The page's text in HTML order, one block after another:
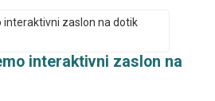
interaktivni zaslon na